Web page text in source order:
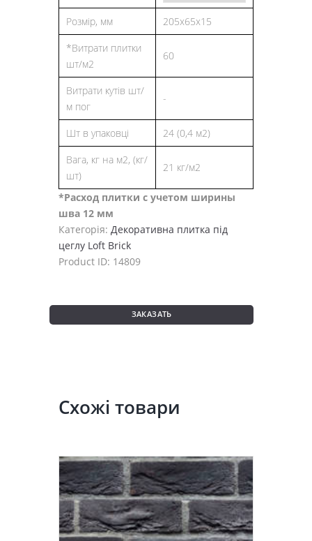
Розмір, мм
205x65x15
*Витрати плитки
шт/м2
60
Витрати кутів шт/
м пог
-
Шт в упаковці
24 (0,4 м2)
Вага, кг на м2, (кг/
шт)
21 кг/м2
*Расход плитки с учетом ширины
шва 12 мм
Категорія: Декоративна плитка під
цеглу Loft Brick
Product ID: 14809
ЗАКАЗАТЬ
Схожі товари